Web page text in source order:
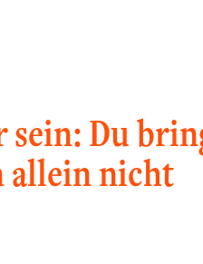
sein: Du
allein nicht